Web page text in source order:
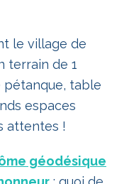
le village de
terrain de 1
pétanque, table
espaces
attentes !
géodésique